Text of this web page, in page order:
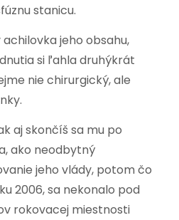
stanicu.
jeho obsahu,
si ľahla druhýkrát
nie chirurgický, ale
aj skončíš sa mu po
ako neodbytný
jeho vlády, potom čo
2006, sa nekonalo pod
rokovacej miestnosti